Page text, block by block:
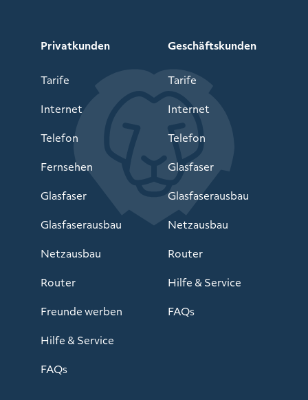
Privatkunden
Tarife
Internet
Telefon
Fernsehen
Glasfaser
Glasfaserausbau
Netzausbau
Router
Freunde werben
Hilfe & Service
FAQs
Geschäftskunden
Tarife
Internet
Telefon
Glasfaser
Glasfaserausbau
Netzausbau
Router
Hilfe & Service
FAQs